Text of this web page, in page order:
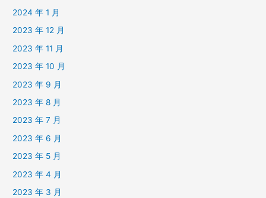
2024 年 1 月
2023 年 12 月
2023 年 11 月
2023 年 10 月
2023 年 9 月
2023 年 8 月
2023 年 7 月
2023 年 6 月
2023 年 5 月
2023 年 4 月
2023 年 3 月